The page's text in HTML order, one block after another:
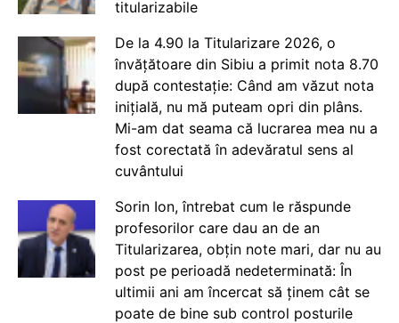
titularizabile
De la 4.90 la Titularizare 2026, o
învățătoare din Sibiu a primit nota 8.70
după contestație: Când am văzut nota
inițială, nu mă puteam opri din plâns.
Mi-am dat seama că lucrarea mea nu a
fost corectată în adevăratul sens al
cuvântului
Sorin Ion, întrebat cum le răspunde
profesorilor care dau an de an
Titularizarea, obțin note mari, dar nu au
post pe perioadă nedeterminată: În
ultimii ani am încercat să ținem cât se
poate de bine sub control posturile